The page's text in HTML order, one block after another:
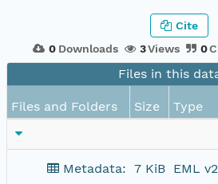
0 Downloads 3Views 0
Cite
Files in this
Files and Folders Size Type
Metadata: 7 KiB EML